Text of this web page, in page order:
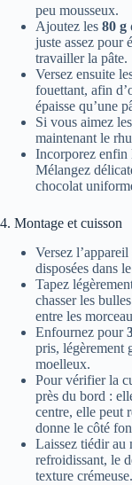
peu mousseux.
Ajoutez les 80 g
juste assez pour
travailler la pâte.
Versez ensuite
fouettant, afin
épaisse qu’une
Si vous aimez
maintenant le
Incorporez enfin
Mélangez
chocolat
4. Montage et cuisson
Versez
disposées dans
Tapez
chasser les
entre les
Enfournez pour
pris, légèrement
moelleux.
Pour vérifier la
près du bord :
centre, elle peut
donne le côté
Laissez tiédir au
refroidissant, le
texture crémeuse.